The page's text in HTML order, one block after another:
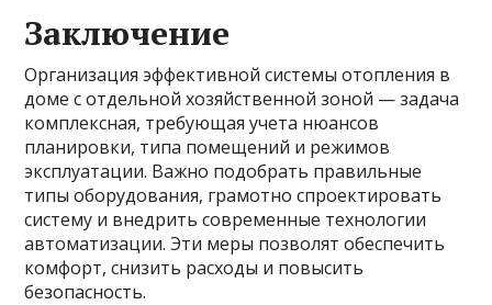
Заключение
Организация эффективной системы отопления в
доме с отдельной хозяйственной зоной — задача
комплексная, требующая учета нюансов
планировки, типа помещений и режимов
эксплуатации. Важно подобрать правильные
типы оборудования, грамотно спроектировать
систему и внедрить современные технологии
автоматизации. Эти меры позволят обеспечить
комфорт, снизить расходы и повысить
безопасность.